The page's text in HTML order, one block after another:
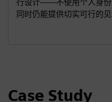
行设计——不使用个人身份
同时仍能提供切实可行的见
Case Study